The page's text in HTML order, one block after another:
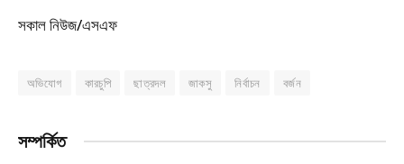
সকাল নিউজ/এসএফ
অভিযোগ কারচুপি ছাত্রদল জাকসু নির্বাচন বর্জন
সম্পর্কিত